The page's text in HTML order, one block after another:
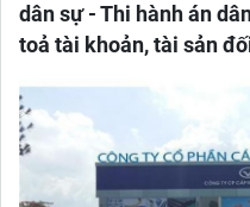
dân sự - Thi hành án
toả tài khoản, tài sản